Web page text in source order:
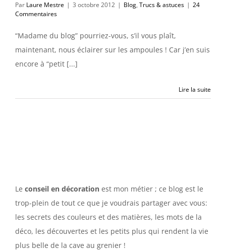
Par Laure Mestre | 3 octobre 2012 | Blog, Trucs & astuces | 24
Commentaires
“Madame du blog” pourriez-vous, s’il vous plaît,
maintenant, nous éclairer sur les ampoules ! Car j’en suis
encore à “petit [...]
Lire la suite
Le conseil en décoration est mon métier ; ce blog est le
trop-plein de tout ce que je voudrais partager avec vous:
les secrets des couleurs et des matières, les mots de la
déco, les découvertes et les petits plus qui rendent la vie
plus belle de la cave au grenier !